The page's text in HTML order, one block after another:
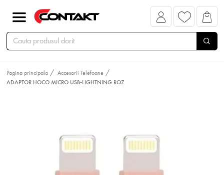
Pagina principala
Accesorii Telefoane
ADAPTOR HOCO MICRO USB-LIGHTNING ROZ